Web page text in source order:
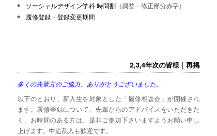
ソーシャルデザイン学科 時間割 （調整・修正部分赤字）
履修登録・登録変更期間
2,3,4年次の皆様｜再掲
多くの先輩方のご協力、ありがとうございました。
以下のとおり、新入生を対象とした「履修相談会」が開催され
ます。履修登録について、先輩からのアドバイスをいただきた
く、お時間のある方は、是非ご参加下さいますようお願い申し
上げます。中途乱入も歓迎です。